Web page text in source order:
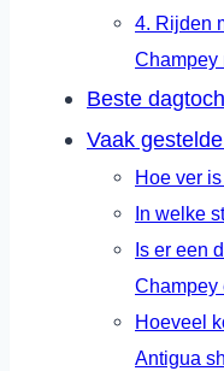
4. Rijden
Champey
Beste
Vaak
Hoe ver
In welke
Is er een
Champey
Hoeveel
Antigua